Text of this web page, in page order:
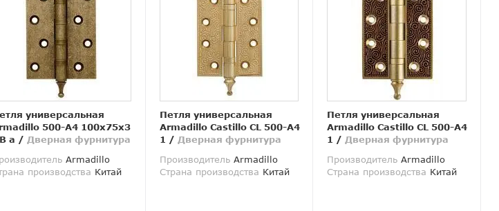
универсальная
500-A4 100x75x3
а / Дверная фурнитура
Armadillo
производства Китай
Петля универсальная
Armadillo Castillo CL 500-A4
1 / Дверная фурнитура
ПроизводительArmadillo
Страна производства Китай
Петля универсальная
Armadillo Castillo CL 500-A4
1 / Дверная фурнитура
Производитель Armadillo
Страна производства Китай